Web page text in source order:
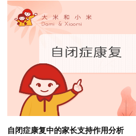
自闭症康复中的家长支持作用分析